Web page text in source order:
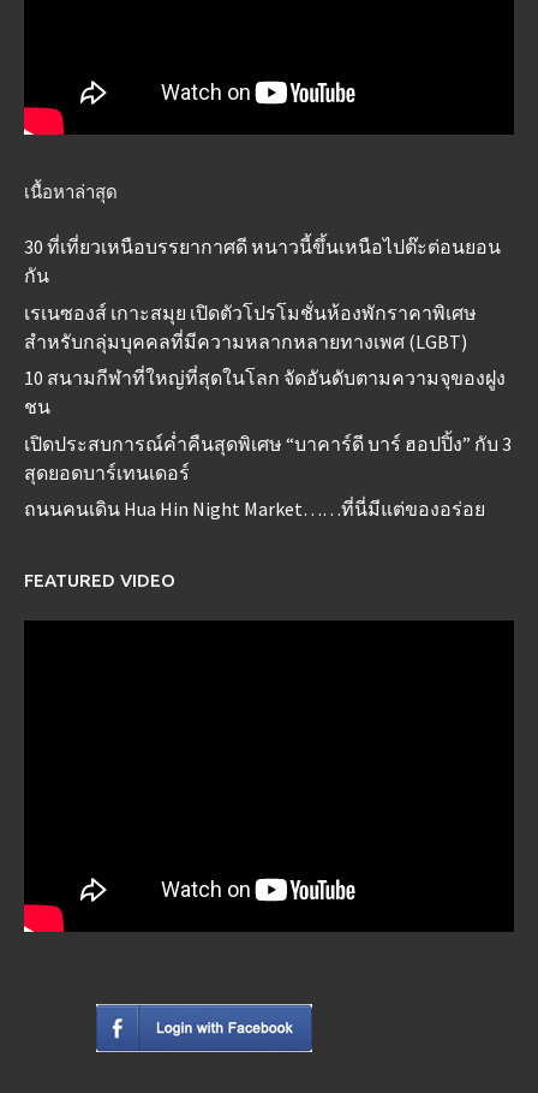
เนื้อหาล่าสุด
30 ที่เที่ยวเหนือบรรยากาศดี หนาวนี้ขึ้นเหนือไปต๊ะต่อนยอน
กัน
เรเนซองส์ เกาะสมุย เปิดตัวโปรโมชั่นห้องพักราคาพิเศษ
สำหรับกลุ่มบุคคลที่มีความหลากหลายทางเพศ (LGBT)
10 สนามกีฬาที่ใหญ่ที่สุดในโลก จัดอันดับตามความจุของฝูง
ชน
เปิดประสบการณ์ค่ำคืนสุดพิเศษ “บาคาร์ดี บาร์ ฮอปปิ้ง” กับ 3
สุดยอดบาร์เทนเดอร์
ถนนคนเดิน Hua Hin Night Market……ที่นี่มีแต่ของอร่อย
FEATURED VIDEO